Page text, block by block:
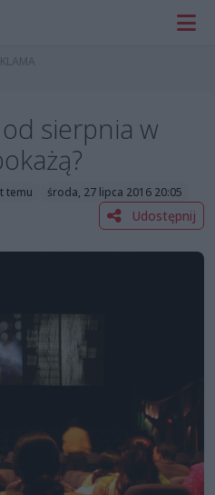
sierpnia w
temu środa, 27 lipca 2016 20:05
Udostępnij